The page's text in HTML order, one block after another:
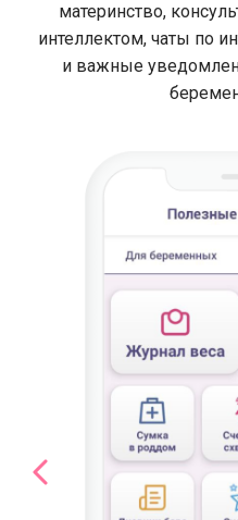
материнство,
интеллектом, чаты по
и важные